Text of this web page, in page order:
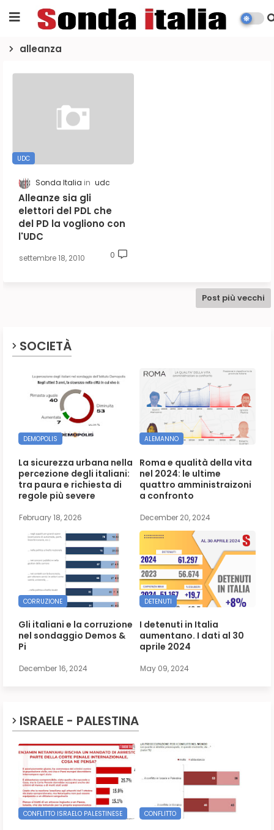
alleanza
UDC
Sonda Italia udc
Alleanze sia gli
elettori del PDL che
del PD la vogliono con
l'UDC
settembre 18, 2010 0
Post più vecchi
SOCIETÀ
DEMOPOLIS
La sicurezza urbana nella
percezione degli italiani:
tra paura e richiesta di
regole più severe
February 18, 2026
ALEMANNO
Roma e qualità della vita
nel 2024: le ultime
quattro amministraizoni
a confronto
December 20, 2024
CORRUZIONE
Gli italiani e la corruzione
nel sondaggio Demos &
Pi
December 16, 2024
DETENUTI
I detenuti in Italia
aumentano. I dati al 30
aprile 2024
May 09, 2024
ISRAELE - PALESTINA
CONFLITTO ISRAELO PALESTINESE CONFLITTO